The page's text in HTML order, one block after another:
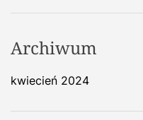
Archiwum
kwiecień 2024